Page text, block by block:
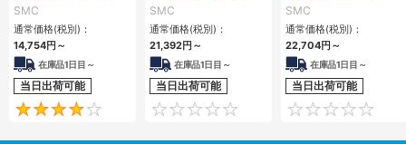
SMC
通常価格(税別)：
14,754円～
在庫品1日目～
当日出荷可能
4
SMC
通常価格(税別)：
21,392円～
在庫品1日目～
当日出荷可能
0
SMC
通常価格(税別)：
22,704円～
在庫品1日目～
当日出荷可能